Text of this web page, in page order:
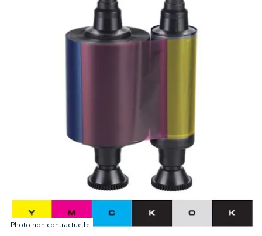
Photo non contractuelle